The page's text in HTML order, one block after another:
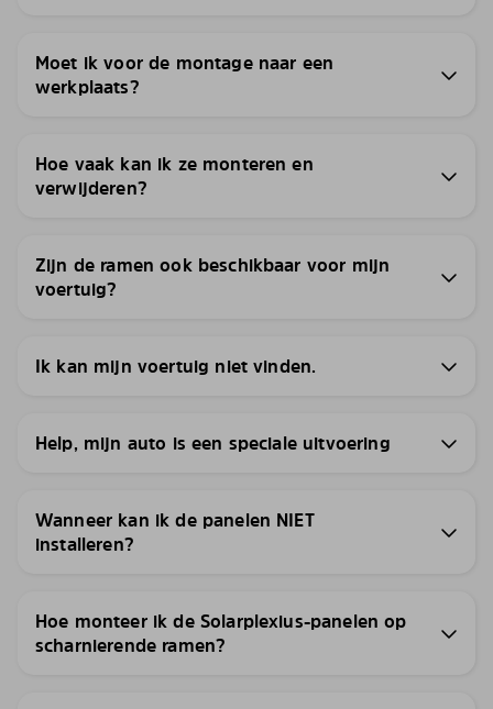
Moet ik voor de montage naar een
werkplaats?
Hoe vaak kan ik ze monteren en
verwijderen?
Zijn de ramen ook beschikbaar voor mijn
voertuig?
Ik kan mijn voertuig niet vinden.
Help, mijn auto is een speciale uitvoering
Wanneer kan ik de panelen NIET
installeren?
Hoe monteer ik de Solarplexius-panelen op
scharnierende ramen?